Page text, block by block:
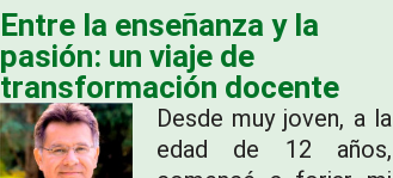
Entre la enseñanza y la
pasión: un viaje de
transformación docente
Desde muy joven, a la
edad de 12 años,